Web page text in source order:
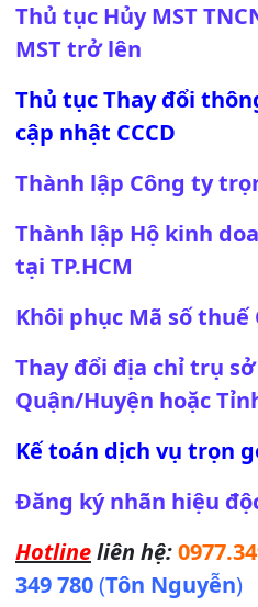
Thủ tục Hủy MST
MST trở lên
Thủ tục Thay đổi
cập nhật CCCD
Thành lập Công ty
Thành lập Hộ kinh
tại TP.HCM
Khôi phục Mã số thuế
Thay đổi địa chỉ trụ
Quận/Huyện hoặc
Kế toán dịch vụ trọn
Đăng ký nhãn hiệu
Hotlineliên hệ:
349 780(Tôn Nguyễn)